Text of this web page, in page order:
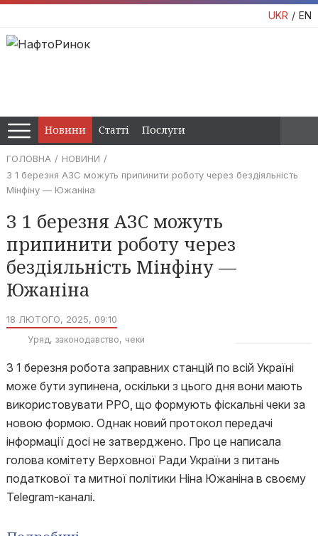
UKR EN
Новини Статті Послуги
ГОЛОВНА
НОВИНИ
З 1 березня АЗС можуть припинити роботу через бездіяльність
Мінфіну — Южаніна
З 1 березня АЗС можуть
припинити роботу через
бездіяльність Мінфіну —
Южаніна
18 ЛЮТОГО, 2025, 09:10
Уряд законодавство чеки
З 1 березня робота заправних станцій по всій Україні
може бути зупинена, оскільки з цього дня вони мають
використовувати РРО, що формують фіскальні чеки за
новою формою. Однак новий протокол передачі
інформації досі не затверджено. Про це написала
голова комітету Верховної Ради України з питань
податкової та митної політики Ніна Южаніна в своєму
Telegram-каналі.